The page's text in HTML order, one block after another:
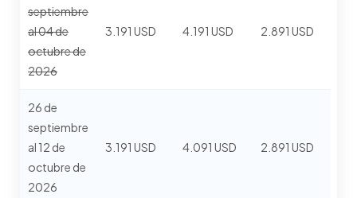
septiembre
al 04 de
octubre de
2026
3.191 USD 4.191 USD 2.891 USD
26 de
septiembre
al 12 de
octubre de
2026
3.191 USD 4.091 USD 2.891 USD